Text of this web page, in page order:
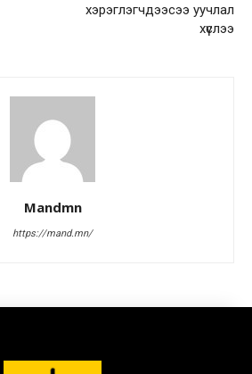
хэрэглэгчдээсээ уучлал
хүслээ
Mandmn
https://mand.mn/